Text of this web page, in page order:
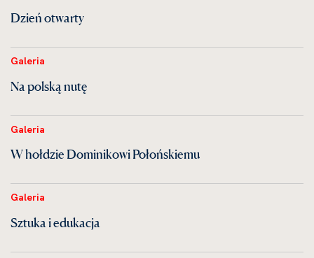
Dzień otwarty
Galeria
Na polską nutę
Galeria
W hołdzie Dominikowi Połońskiemu
Galeria
Sztuka i edukacja